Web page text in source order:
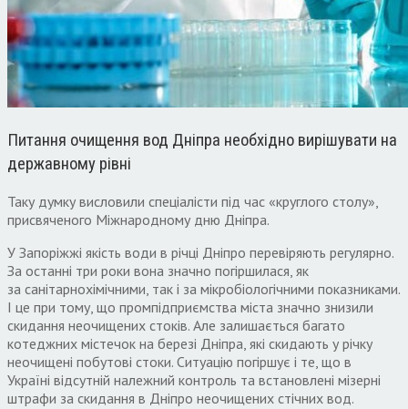
Питання очищення вод Дніпра необхідно вирішувати на
державному рівні
Таку думку висловили спеціалісти під час «круглого столу»,
присвяченого Міжнародному дню Дніпра.
У Запоріжжі якість води в річці Дніпро перевіряють регулярно.
За останні три роки вона значно погіршилася, як
за санітарнохімічними, так і за мікробіологічними показниками.
І це при тому, що промпідприємства міста значно знизили
скидання неочищених стоків. Але залишається багато
котеджних містечок на березі Дніпра, які скидають у річку
неочищені побутові стоки. Ситуацію погіршує і те, що в
Україні відсутній належний контроль та встановлені мізерні
штрафи за скидання в Дніпро неочищених стічних вод.